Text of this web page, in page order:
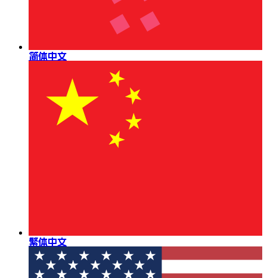
简体中文
繁体中文